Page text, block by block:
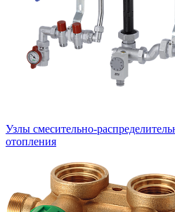
Узлы смесительно-
отопления